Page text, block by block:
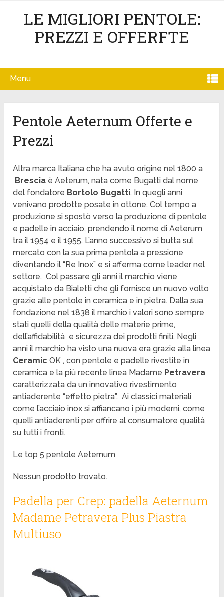
LE MIGLIORI PENTOLE:
PREZZI E OFFERFTE
Menu
Pentole Aeternum Offerte e
Prezzi
Altra marca Italiana che ha avuto origine nel 1800 a
Brescia è Aeterum, nata come Bugatti dal nome
del fondatore Bortolo Bugatti. In quegli anni
venivano prodotte posate in ottone. Col tempo a
produzione si spostò verso la produzione di pentole
e padelle in acciaio, prendendo il nome di Aeterum
tra il 1954 e il 1955. L’anno successivo si butta sul
mercato con la sua prima pentola a pressione
diventando il “Re Inox” e si afferma come leader nel
settore. Col passare gli anni il marchio viene
acquistato da Bialetti che gli fornisce un nuovo volto
grazie alle pentole in ceramica e in pietra. Dalla sua
fondazione nel 1838 il marchio i valori sono sempre
stati quelli della qualità delle materie prime,
dell’affidabilità e sicurezza dei prodotti finiti. Negli
anni il marchio ha visto una nuova era grazie alla linea
Ceramic OK , con pentole e padelle rivestite in
ceramica e la più recente linea Madame Petravera
caratterizzata da un innovativo rivestimento
antiaderente “effetto pietra”. Ai classici materiali
come l’acciaio inox si affiancano i più moderni, come
quelli antiaderenti per offrire al consumatore qualità
su tutti i fronti.
Le top 5 pentole Aeternum
Nessun prodotto trovato.
Padella per Crep: padella Aeternum
Madame Petravera Plus Piastra
Multiuso